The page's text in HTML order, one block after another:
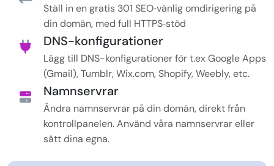
Ställ in en gratis 301 SEO‑vänlig omdirigering på
din domän, med full HTTPS‑stöd
DNS-konfigurationer
Lägg till DNS-konfigurationer för t.ex Google Apps
(Gmail), Tumblr, Wix.com, Shopify, Weebly, etc.
Namnservrar
Ändra namnservrar på din domän, direkt från
kontrollpanelen. Använd våra namnservrar eller
sätt dina egna.